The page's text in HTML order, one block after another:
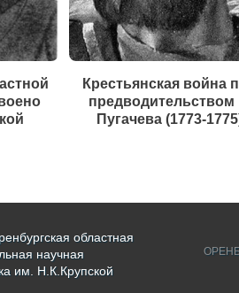
Крестьянская война
предводительством
Пугачева (1773-
областная
научная
им. Н.К.Крупской